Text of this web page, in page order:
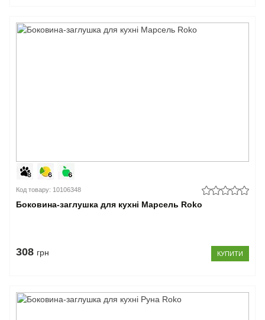
Код товару: 10106348
Боковина-заглушка для кухні Марсель Roko
308 грн КУПИТИ